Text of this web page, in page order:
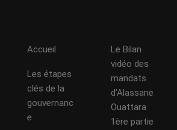
Accueil
Les étapes
clés de la
gouvernanc
e
Le Bilan
vidéo des
mandats
d’Alassane
Ouattara
1ère partie